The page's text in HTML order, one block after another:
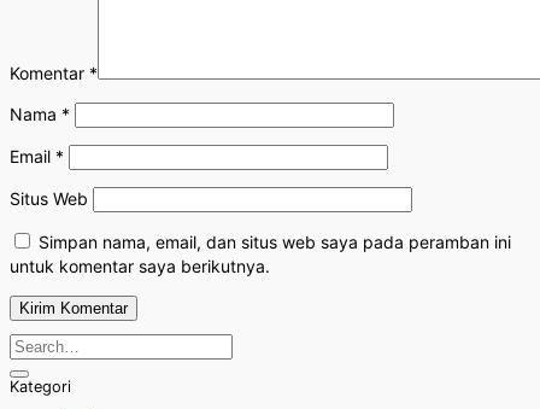
Komentar *
Nama *
Email *
Situs Web
Simpan nama, email, dan situs web saya pada peramban ini
untuk komentar saya berikutnya.
Kategori